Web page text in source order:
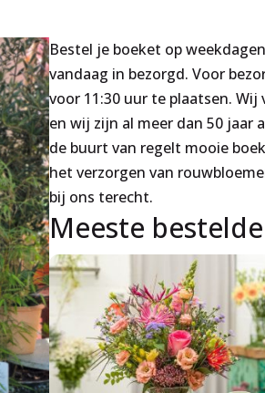
Bestel je boeket op
vandaag in bezorgd. Voor
voor 11:30 uur te plaatsen.
en wij zijn al meer dan 50 jaar
de buurt van regelt mooie
het verzorgen van
bij ons terecht.
Meeste